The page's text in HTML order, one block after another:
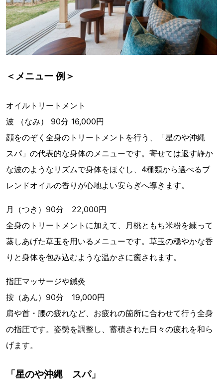
＜メニュー 例＞
オイルトリートメント
波 （なみ） 90分 16,000円
顔をのぞく全身のトリートメントを行う、「星のや沖縄
スパ」の代表的な身体のメニューです。寄せては返す静か
な波のようなリズムで身体をほぐし、4種類から選べるブ
レンドオイルの香りが心地よい安らぎへ導きます。
月（つき）90分 22,000円
全身のトリートメントに加えて、月桃ともち米粉を練って
蒸しあげた草玉を用いるメニューです。草玉の穏やかな香
りと身体を包み込むような温かさに癒されます。
指圧マッサージや鍼灸
按（あん）90分 19,000円
肩や首・腰の疲れなど、お疲れの箇所に合わせて行う全身
の指圧です。姿勢を調整し、蓄積された日々の疲れを和ら
げます。
「星のや沖縄 スパ」